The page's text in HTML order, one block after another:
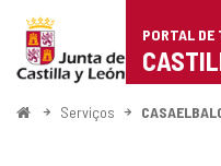
Portal
de
Turismo
PORTAL DE
ComeçoServiços